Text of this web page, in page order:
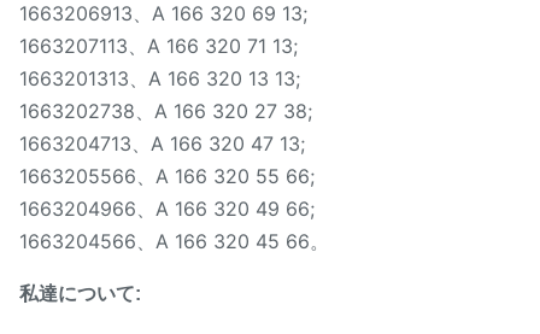
1663206913、A 166 320 69 13;
1663207113、A 166 320 71 13;
1663201313、A 166 320 13 13;
1663202738、A 166 320 27 38;
1663204713、A 166 320 47 13;
1663205566、A 166 320 55 66;
1663204966、A 166 320 49 66;
1663204566、A 166 320 45 66。
私達について: